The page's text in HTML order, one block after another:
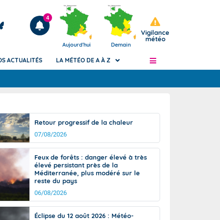
Articles
4
Aujourd'hui Demain
Vigilance
météo
de
Phénomènes dangereux de J+2 à J+7
Avertissement pluies intenses à l'échelle
des communes (Apic)
Bulletins Marine
Bulletins d'estimation du risque
d'avalanche
Météo des forêts
Vigicrues
ACTUALITÉS LA MÉTÉO DE A À Z
Retour progressif de la chaleur
07/08/2026
Feux de forêts : danger élevé à très
élevé persistant près de la
Méditerranée, plus modéré sur le
reste du pays
06/08/2026
Éclipse du 12 août 2026 : Météo-